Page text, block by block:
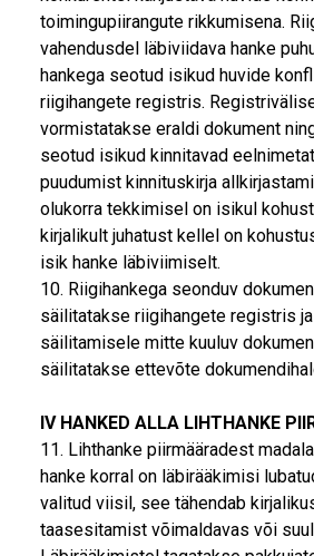
toimingupiirangute rikkumisena.
vahendusdel läbiviidava hanke
hankega seotud isikud huvide
riigihangete registris.
vormistatakse eraldi dokument
seotud isikud kinnitavad
puudumist kinnituskirja
olukorra tekkimisel on isikul
kirjalikult juhatust kellel on
isik hanke läbiviimiselt.
10. Riigihankega seonduv
säilitatakse riigihangete registris
säilitamisele mitte kuuluv
säilitatakse ettevõte
IV HANKED ALLA LIHTHANKE
11. Lihthanke piirmääradest
hanke korral on läbirääkimisi
valitud viisil, see tähendab
taasesitamist võimaldavas või